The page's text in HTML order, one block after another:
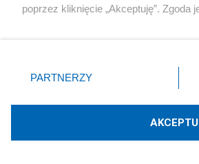
poprzez kliknięcie „Akceptuję”. Zgoda
prawo sprzeciwić się takiemu
komfortowo korzystać z naszych
Szczegółowe informacje dotyczące
PARTNERZY